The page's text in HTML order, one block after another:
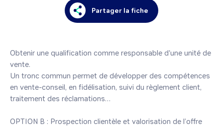
Partager la fiche
Obtenir une qualification comme responsable d'une unité de
vente.
Un tronc commun permet de développer des compétences
en vente-conseil, en fidélisation, suivi du règlement client,
traitement des réclamations…
OPTION B : Prospection clientèle et valorisation de l’offre